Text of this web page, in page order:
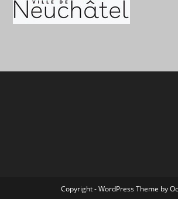
Copyright - WordPress Theme by